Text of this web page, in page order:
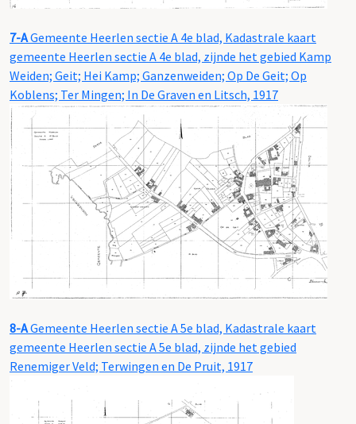
7-AGemeente Heerlen sectie A 4e blad, Kadastrale kaart
gemeente Heerlen sectie A 4e blad, zijnde het gebied Kamp
Weiden; Geit; Hei Kamp; Ganzenweiden; Op De Geit; Op
Koblens; Ter Mingen; In De Graven en Litsch, 1917
8-AGemeente Heerlen sectie A 5e blad, Kadastrale kaart
gemeente Heerlen sectie A 5e blad, zijnde het gebied
Renemiger Veld; Terwingen en De Pruit, 1917